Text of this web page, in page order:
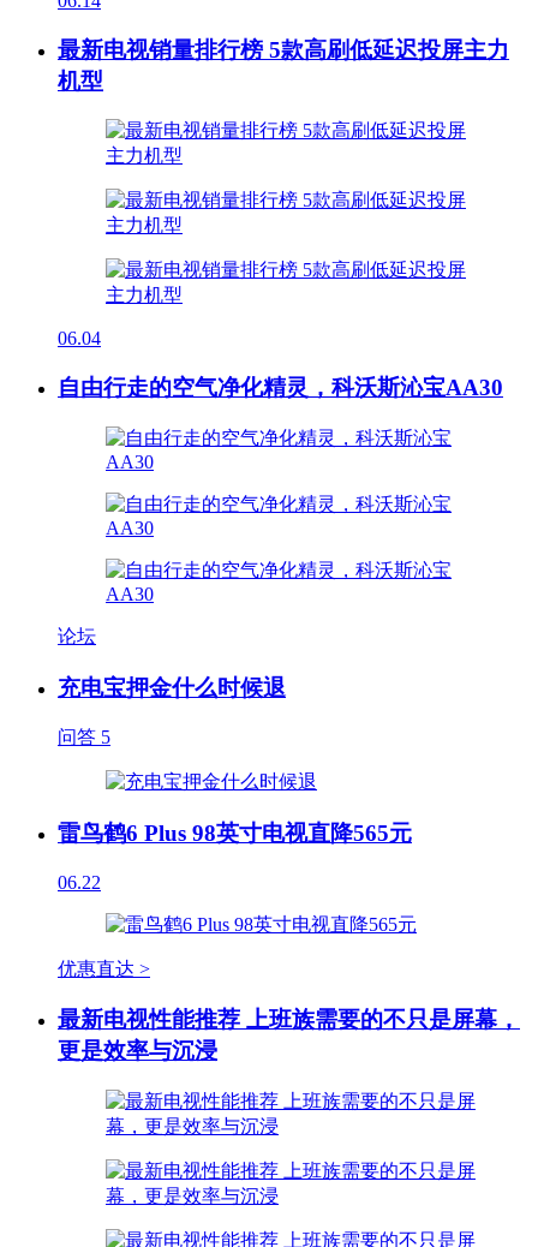
最新电视销量排行榜 5款高刷低延迟投屏主力
机型
06.04
自由行走的空气净化精灵，科沃斯沁宝AA30
论坛
充电宝押金什么时候退
问答 5
雷鸟鹤6 Plus 98英寸电视直降565元
06.22
优惠直达 >
最新电视性能推荐 上班族需要的不只是屏幕，
更是效率与沉浸